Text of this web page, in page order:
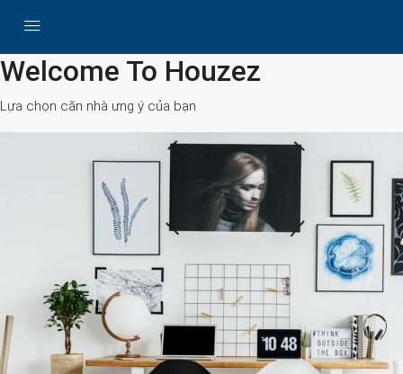
Search
Welcome To Houzez
Lựa chọn căn nhà ưng ý của bạn